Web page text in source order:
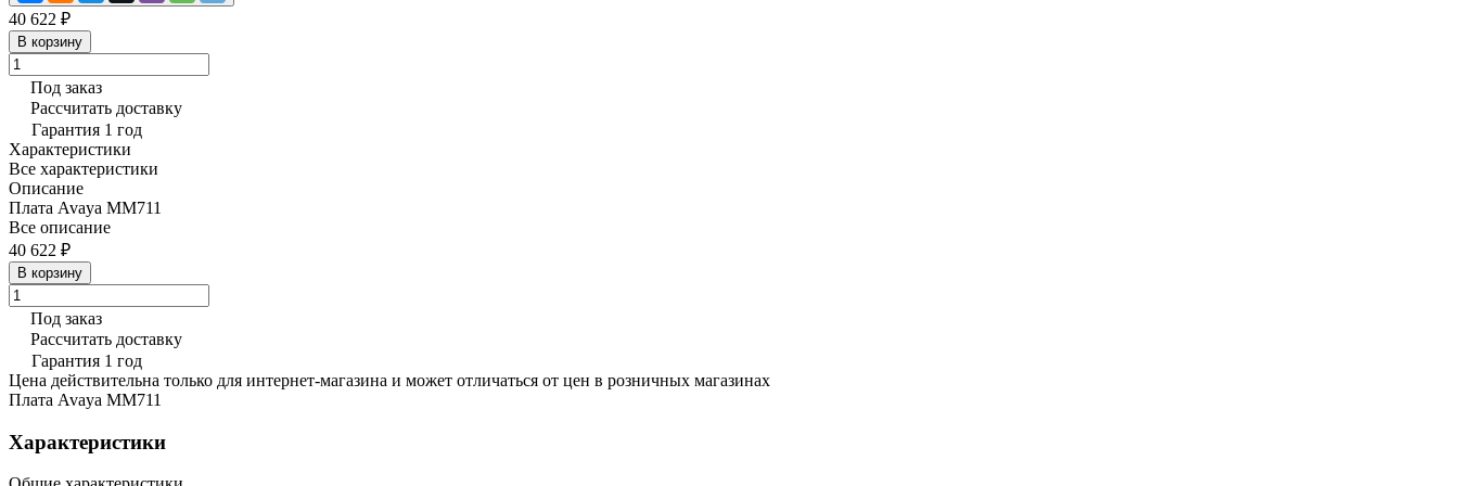
40 622 ₽
В корзину
Под заказ
Рассчитать доставку
Гарантия 1 год
Характеристики
Все характеристики
Описание
Плата Avaya MM711
Все описание
40 622 ₽
В корзину
Под заказ
Рассчитать доставку
Гарантия 1 год
Цена действительна только для интернет-магазина и может отличаться от цен в розничных магазинах
Плата Avaya MM711
Характеристики